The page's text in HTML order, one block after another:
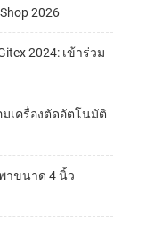
2026
2024: เข้าร่วม
เครื่องตัดอัตโนมัติ
าขนาด 4 นิ้ว